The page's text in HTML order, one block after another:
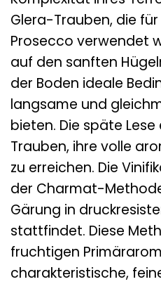
Glera-Trauben, die
Prosecco verwendet
auf den sanften
der Boden ideale
langsame und
bieten. Die späte
Trauben, ihre volle
zu erreichen. Die
der Charmat-
Gärung in
stattfindet. Diese
fruchtigen
charakteristische,